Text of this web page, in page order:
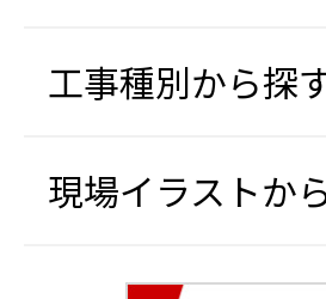
工事種別から探
現場イラストか